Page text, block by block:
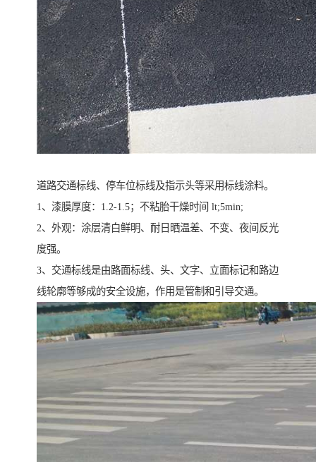
道路交通标线、停车位标线及指示头等采用标线涂料。
1、漆膜厚度：1.2-1.5；不粘胎干燥时间 lt;5min;
2、外观：涂层清白鲜明、耐日晒温差、不变、夜间反光
度强。
3、交通标线是由路面标线、头、文字、立面标记和路边
线轮廓等够成的安全设施，作用是管制和引导交通。